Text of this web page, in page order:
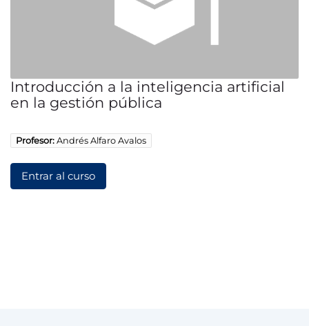
Introducción a la inteligencia artificial
en la gestión pública
Profesor: Andrés Alfaro Avalos
Entrar al curso